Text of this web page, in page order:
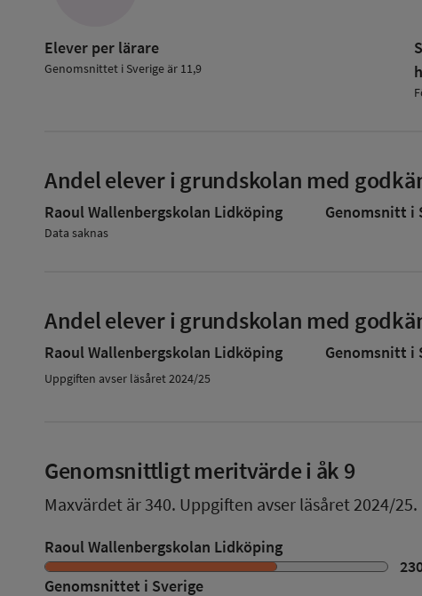
Elever per lärare
Genomsnittet i Sverige är 11,9
Andel elever i grundskolan med
Raoul Wallenbergskolan Lidköping
Data saknas
Genomsnitt i
Andel elever i grundskolan med
Raoul Wallenbergskolan Lidköping Genomsnitt i
Uppgiften avser läsåret 2024/25
Genomsnittligt meritvärde i åk 9
Maxvärdet är 340. Uppgiften avser läsåret 2024/25.
Raoul Wallenbergskolan Lidköping
Genomsnittet i Sverige